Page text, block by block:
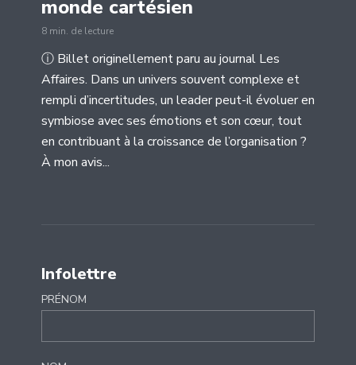
monde cartésien
8 min. de lecture
ⓘ Billet originellement paru au journal Les
Affaires. Dans un univers souvent complexe et
rempli d’incertitudes, un leader peut-il évoluer en
symbiose avec ses émotions et son cœur, tout
en contribuant à la croissance de l’organisation ?
À mon avis...
Infolettre
PRÉNOM